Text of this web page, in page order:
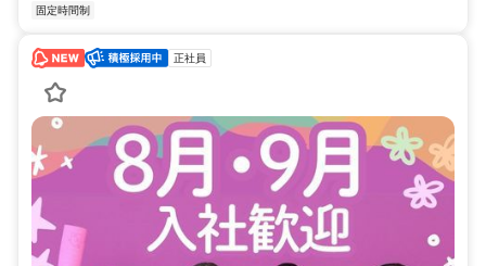
固定時間制
正社員